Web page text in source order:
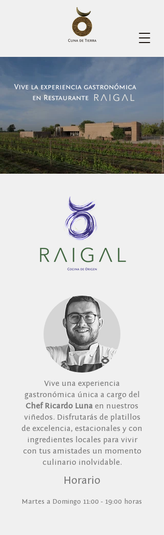
Vive una experiencia
gastronómica única a cargo del
Chef Ricardo Luna en nuestros
viñedos. Disfrutarás de platillos
de excelencia, estacionales y con
ingredientes locales para vivir
con tus amistades un momento
culinario inolvidable.
Horario
Martes a Domingo 11:00 - 19:00 horas